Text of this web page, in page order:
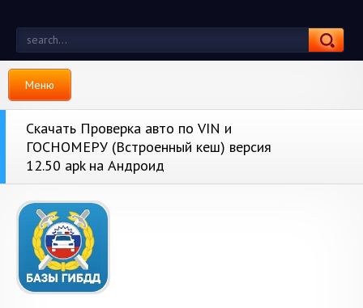
Меню
Скачать Проверка авто по VIN и
ГОСНОМЕРУ (Встроенный кеш) версия
12.50 apk на Андроид